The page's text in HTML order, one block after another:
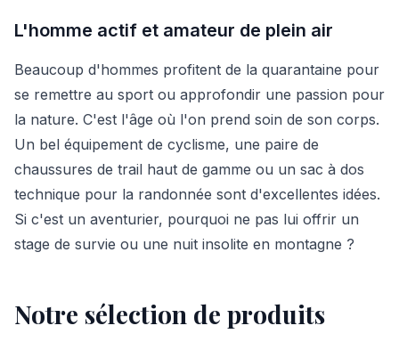
L'homme actif et amateur de plein air
Beaucoup d'hommes profitent de la quarantaine pour
se remettre au sport ou approfondir une passion pour
la nature. C'est l'âge où l'on prend soin de son corps.
Un bel équipement de cyclisme, une paire de
chaussures de trail haut de gamme ou un sac à dos
technique pour la randonnée sont d'excellentes idées.
Si c'est un aventurier, pourquoi ne pas lui offrir un
stage de survie ou une nuit insolite en montagne ?
Notre sélection de produits